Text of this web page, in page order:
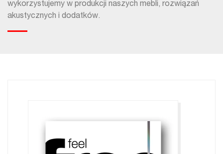
wykorzystujemy w produkcji naszych mebli, rozwiązań
akustycznych i dodatków.